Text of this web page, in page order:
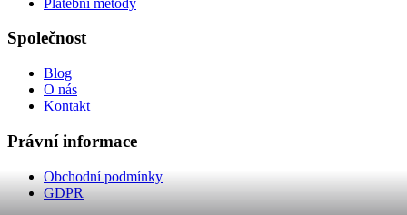
Společnost
Blog
O nás
Kontakt
Právní informace
Obchodní podmínky
GDPR